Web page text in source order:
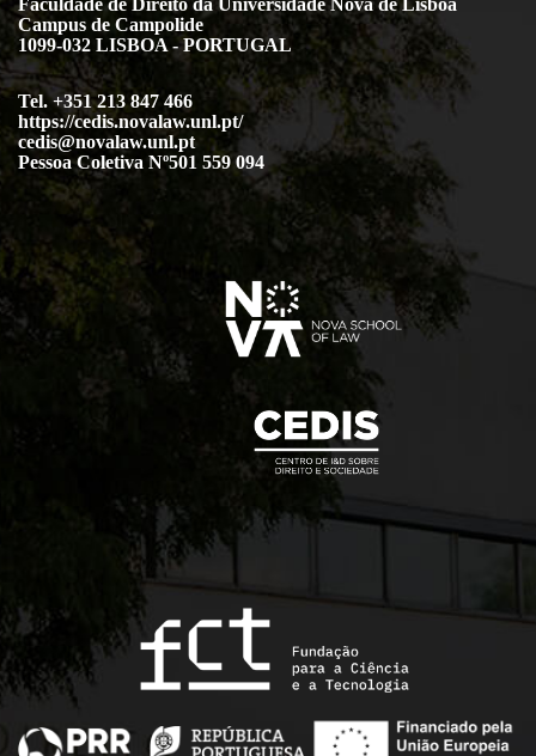
Campus de Campolide
1099-032 LISBOA - PORTUGAL
Tel. +351 213 847 466
https://cedis.novalaw.unl.pt/
cedis@novalaw.unl.pt
Pessoa Coletiva Nº501 559 094